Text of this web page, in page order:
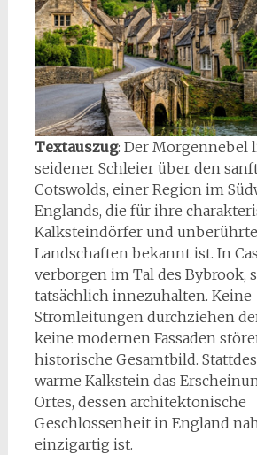
Textauszug: Der Morgennebel
seidener Schleier über den
Cotswolds, einer Region im
Englands, die für ihre
Kalksteindörfer und
Landschaften bekannt ist. In
verborgen im Tal des Bybrook,
tatsächlich innezuhalten. Keine
Stromleitungen durchziehen
keine modernen Fassaden
historische Gesamtbild.
warme Kalkstein das
Ortes, dessen architektonische
Geschlossenheit in England
einzigartig ist.